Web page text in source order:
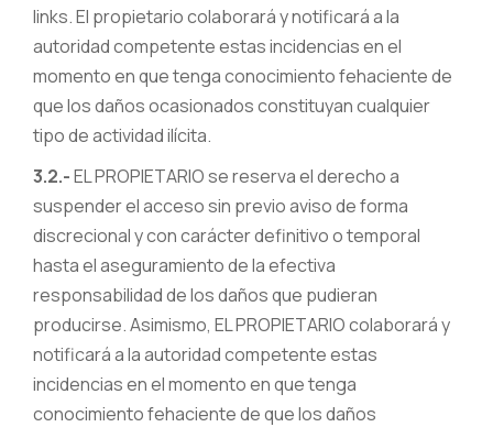
links. El propietario colaborará y notificará a la
autoridad competente estas incidencias en el
momento en que tenga conocimiento fehaciente de
que los daños ocasionados constituyan cualquier
tipo de actividad ilícita.
3.2.-EL PROPIETARIO se reserva el derecho a
suspender el acceso sin previo aviso de forma
discrecional y con carácter definitivo o temporal
hasta el aseguramiento de la efectiva
responsabilidad de los daños que pudieran
producirse. Asimismo, EL PROPIETARIO colaborará y
notificará a la autoridad competente estas
incidencias en el momento en que tenga
conocimiento fehaciente de que los daños